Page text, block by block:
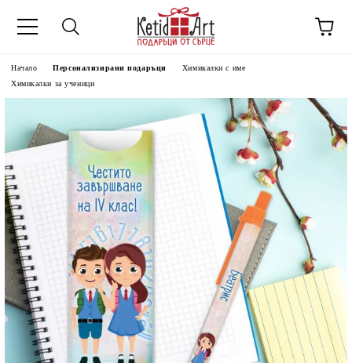
Начало Персонализирани подаръци
Химикалки с име
Химикалки за ученици